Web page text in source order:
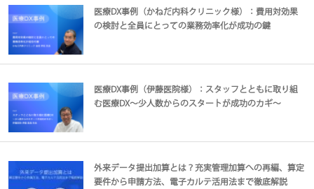
医療DX事例（かねだ内科クリニック様）：費用対効果
の検討と全員にとっての業務効率化が成功の鍵
医療DX事例（伊藤医院様）：スタッフとともに取り組
む医療DX～少人数からのスタートが成功のカギ～
外来データ提出加算とは？充実管理加算への再編、算定
要件から申請方法、電子カルテ活用法まで徹底解説